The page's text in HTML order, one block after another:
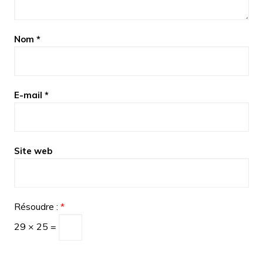
Nom *
E-mail *
Site web
Résoudre : *
29 × 25 =